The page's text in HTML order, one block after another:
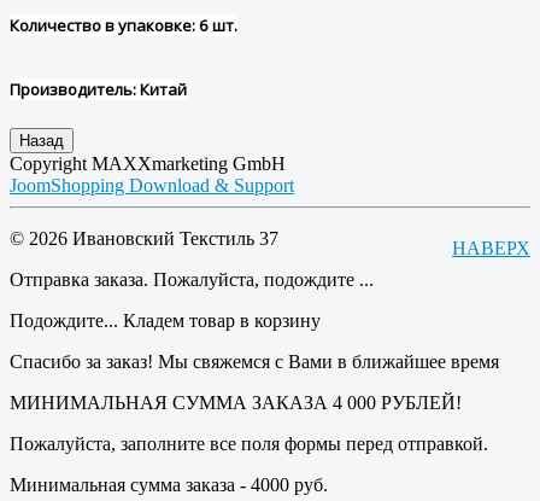
Количество в упаковке: 6 шт.
Производитель: Китай
Copyright MAXXmarketing GmbH
JoomShopping Download & Support
НАВЕРХ
© 2026 Ивановский Текстиль 37
Отправка заказа. Пожалуйста, подождите ...
Подождите... Кладем товар в корзину
Спасибо за заказ! Мы свяжемся с Вами в ближайшее время
МИНИМАЛЬНАЯ СУММА ЗАКАЗА 4 000 РУБЛЕЙ!
Пожалуйста, заполните все поля формы перед отправкой.
Минимальная сумма заказа - 4000 руб.